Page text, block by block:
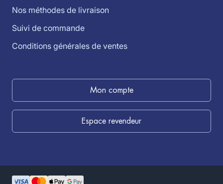
Nos méthodes de livraison
Suivi de commande
Conditions générales de ventes
Mon compte
Espace revendeur